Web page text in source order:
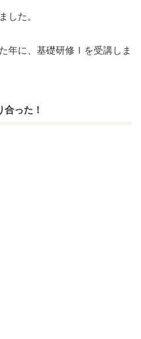
した。
年に、基礎研修Ⅰを受講しま
合った！